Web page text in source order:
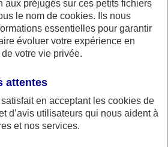
disposition, ainsi qu'à celle de vos
psychologique. Ce service gratuit est
77 88 95.
aux préjugés sur ces petits fichiers
le nom de cookies. Ils nous
essentielles pour garantir
évoluer votre expérience en
votre vie privée.
attentes
en acceptant les cookies de
d’avis utilisateurs qui nous aident à
et nos services.